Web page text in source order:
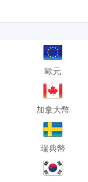
歐元
加拿大幣
瑞典幣